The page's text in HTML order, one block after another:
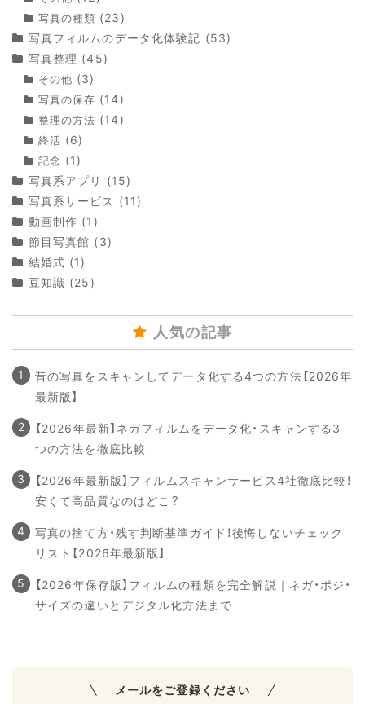
写真の種類 (23)
写真フィルムのデータ化体験記 (53)
写真整理 (45)
その他 (3)
写真の保存 (14)
整理の方法 (14)
終活 (6)
記念 (1)
写真系アプリ
(15)
写真系サービス (11)
動画制作 (1)
節目写真館 (3)
結婚式 (1)
豆知識 (25)
人気の記事
昔の写真をスキャンしてデータ化する4つの方法【2026年
最新版】
【2026年最新】ネガフィルムをデータ化・スキャンする3
つの方法を徹底比較
【2026年最新版】フィルムスキャンサービス4社徹底比較！
安くて高品質なのはどこ？
写真の捨て方・残す判断基準ガイド！後悔しないチェック
リスト【2026年最新版】
【2026年保存版】フィルムの種類を完全解説｜ネガ・ポジ・
サイズの違いとデジタル化方法まで
メールをご登録ください